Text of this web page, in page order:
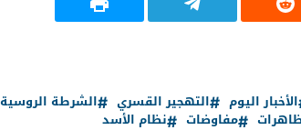
الأخبار اليوم التهجير القسري
الشرطة الروسية
مفاوضات
نظام الأسد